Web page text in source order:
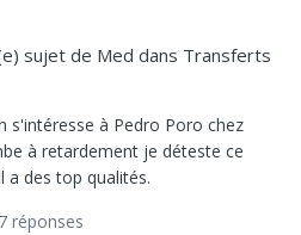
sujet de Med dans Transferts
s'intéresse à Pedro Poro chez
à retardement je déteste ce
a des top qualités.
réponses